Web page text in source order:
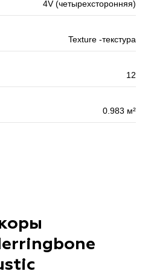
4V (четырехсторонняя)
Texture -текстура
12
0.983 м²